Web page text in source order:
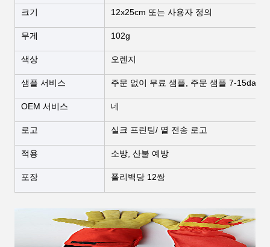
크기 12x25cm 또는 사용자 정의
무게 102g
색상 오렌지
샘플 서비스 주문 없이 무료 샘플, 주문 샘플 7-15days
OEM 서비스 네
로고 실크 프린팅/ 열 전송 로고
적용 소방, 산불 예방
포장 폴리백당 12쌍